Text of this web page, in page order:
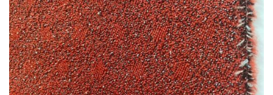
Toevoegen
aan
verlanglijst